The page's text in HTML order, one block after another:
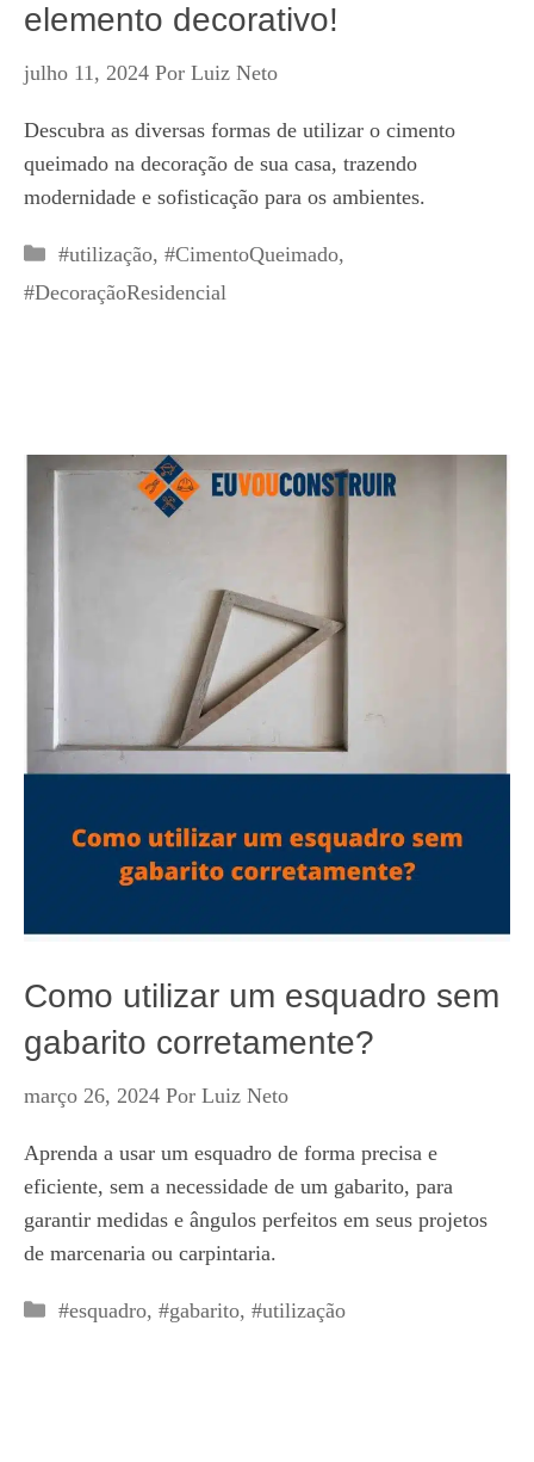
elemento decorativo!
julho 11, 2024 Por Luiz Neto
Descubra as diversas formas de utilizar o cimento
queimado na decoração de sua casa, trazendo
modernidade e sofisticação para os ambientes.
Categorias
#utilização, #CimentoQueimado,
#DecoraçãoResidencial
Como utilizar um esquadro sem
gabarito corretamente?
março 26, 2024 Por Luiz Neto
Aprenda a usar um esquadro de forma precisa e
eficiente, sem a necessidade de um gabarito, para
garantir medidas e ângulos perfeitos em seus projetos
de marcenaria ou carpintaria.
Categorias
#esquadro, #gabarito, #utilização